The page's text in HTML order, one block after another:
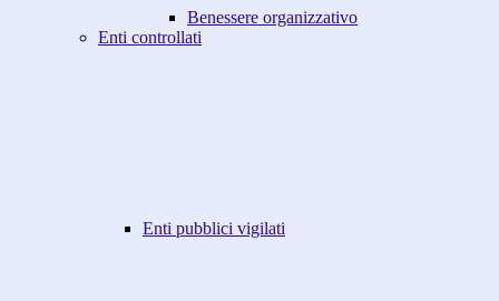
Benessere organizzativo
Enti controllati
Enti pubblici vigilati